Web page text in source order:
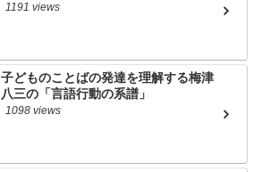
1191 views
子どものことばの発達を理解する梅津
八三の「言語行動の系譜」
1098 views